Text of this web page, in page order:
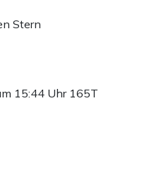
Stern
15:44 Uhr 165T